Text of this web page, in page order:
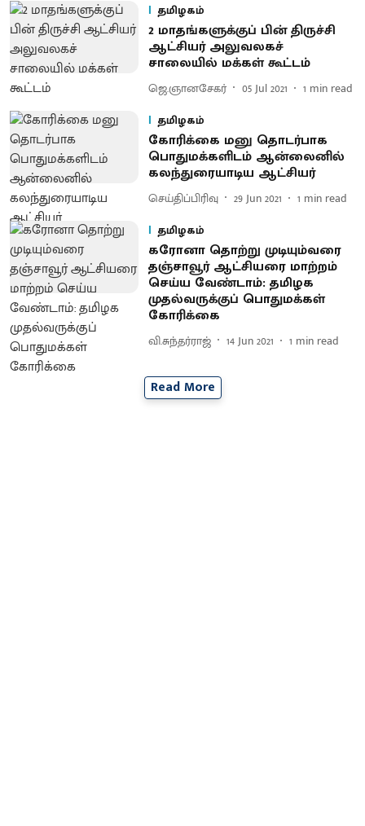
தமிழகம்
2 மாதங்களுக்குப் பின் திருச்சி
ஆட்சியர் அலுவலகச்
சாலையில் மக்கள் கூட்டம்
ஜெ.ஞானசேகர் 05 Jul 2021 1 min read
தமிழகம்
கோரிக்கை மனு தொடர்பாக
பொதுமக்களிடம் ஆன்லைனில்
கலந்துரையாடிய ஆட்சியர்
செய்திப்பிரிவு 29 Jun 2021 1 min read
தமிழகம்
கரோனா தொற்று முடியும்வரை
தஞ்சாவூர் ஆட்சியரை மாற்றம்
செய்ய வேண்டாம்: தமிழக
முதல்வருக்குப் பொதுமக்கள்
கோரிக்கை
வி.சுந்தர்ராஜ் 14 Jun 2021 1 min read
Read More